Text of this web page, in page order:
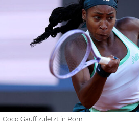
Coco Gauff zuletzt in Rom